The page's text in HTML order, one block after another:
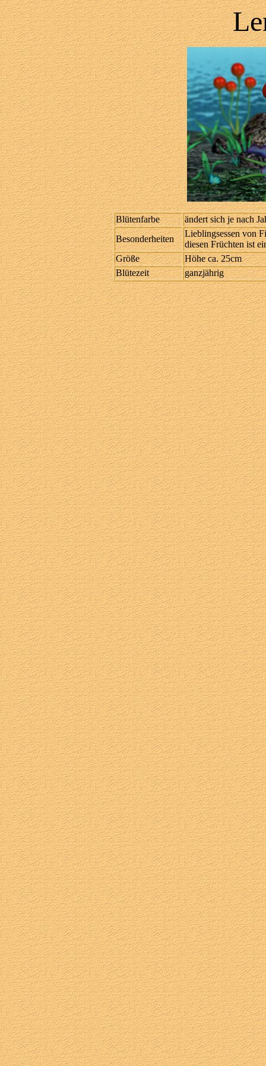
Blütenfarbe
ändert sich je nach
Besonderheiten
Lieblingsessen von
diesen Früchten ist
Größe
Höhe ca. 25cm
Blütezeit
ganzjährig